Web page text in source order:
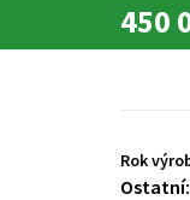
450
Rok
Ostatní: